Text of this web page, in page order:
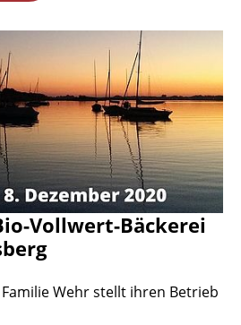
Vollwert-Bäckerei
Wehr stellt ihren Betrieb